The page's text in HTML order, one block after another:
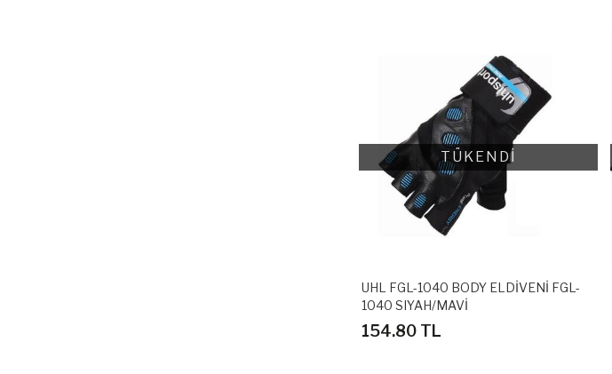
TÜKENDİ
UHL FGL-1040 BODY ELDİVENİ FGL-
1040 SIYAH/MAVİ
154.80 TL